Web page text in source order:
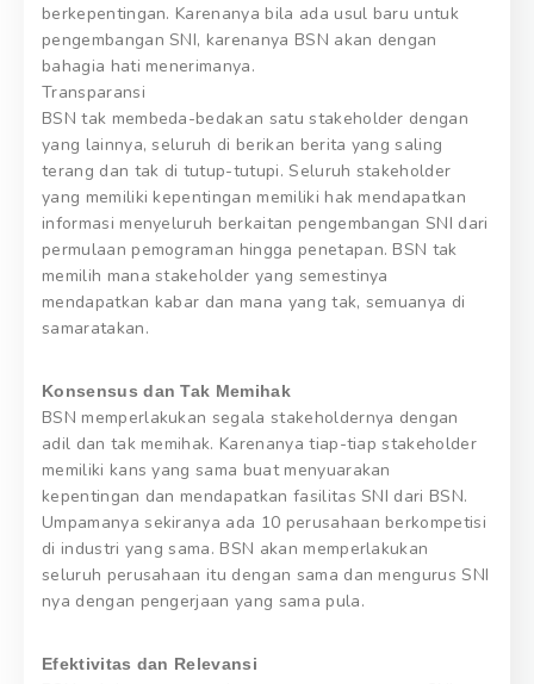
berkepentingan. Karenanya bila ada usul baru untuk
pengembangan SNI, karenanya BSN akan dengan
bahagia hati menerimanya.
Transparansi
BSN tak membeda-bedakan satu stakeholder dengan
yang lainnya, seluruh di berikan berita yang saling
terang dan tak di tutup-tutupi. Seluruh stakeholder
yang memiliki kepentingan memiliki hak mendapatkan
informasi menyeluruh berkaitan pengembangan SNI dari
permulaan pemograman hingga penetapan. BSN tak
memilih mana stakeholder yang semestinya
mendapatkan kabar dan mana yang tak, semuanya di
samaratakan.
Konsensus dan Tak Memihak
BSN memperlakukan segala stakeholdernya dengan
adil dan tak memihak. Karenanya tiap-tiap stakeholder
memiliki kans yang sama buat menyuarakan
kepentingan dan mendapatkan fasilitas SNI dari BSN.
Umpamanya sekiranya ada 10 perusahaan berkompetisi
di industri yang sama. BSN akan memperlakukan
seluruh perusahaan itu dengan sama dan mengurus SNI
nya dengan pengerjaan yang sama pula.
Efektivitas dan Relevansi